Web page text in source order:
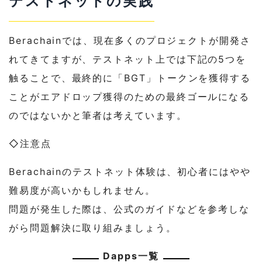
Berachainでは、現在多くのプロジェクトが開発さ
れてきてますが、テストネット上では下記の5つを
触ることで、最終的に「BGT」トークンを獲得する
ことがエアドロップ獲得のための最終ゴールになる
のではないかと筆者は考えています。
◇注意点
Berachainのテストネット体験は、初心者にはやや
難易度が高いかもしれません。
問題が発生した際は、公式のガイドなどを参考しな
がら問題解決に取り組みましょう。
Dapps一覧